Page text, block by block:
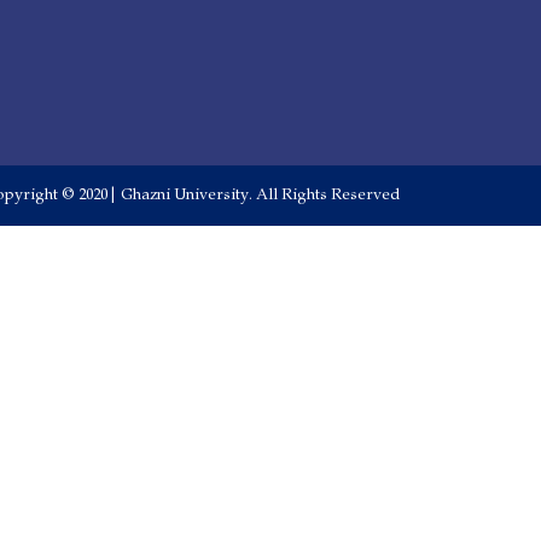
© 2020 | Ghazni University. All Rights Reserved.